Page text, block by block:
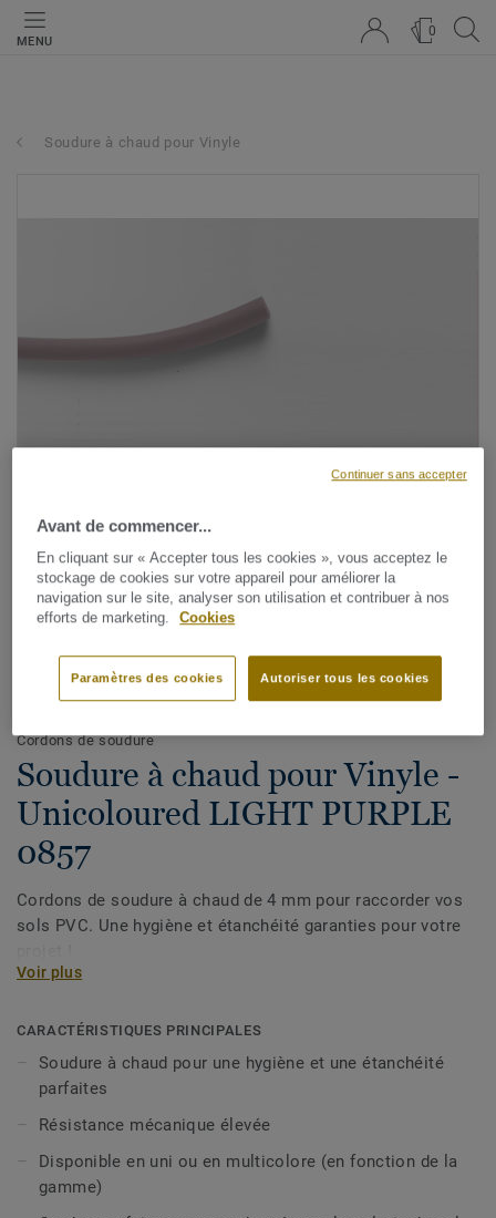
MENU
0
Soudure à chaud pour Vinyle
Voir tous les décors (1146)
Cordons de soudure
Soudure à chaud pour Vinyle -
Unicoloured LIGHT PURPLE
0857
Cordons de soudure à chaud de 4 mm pour raccorder vos
sols PVC. Une hygiène et étanchéité garanties pour votre
Voir plus
CARACTÉRISTIQUES PRINCIPALES
Soudure à chaud pour une hygiène et une étanchéité
parfaites
Résistance mécanique élevée
Disponible en uni ou en multicolore (en fonction de la
gamme)
Avant de commencer...
En cliquant sur « Accepter tous les cookies », vous acceptez le
stockage de cookies sur votre appareil pour améliorer la
navigation sur le site, analyser son utilisation et contribuer à nos
efforts de marketing.
Cookies
Autoriser tous les cookies
Paramètres des cookies
Continuer sans accepter